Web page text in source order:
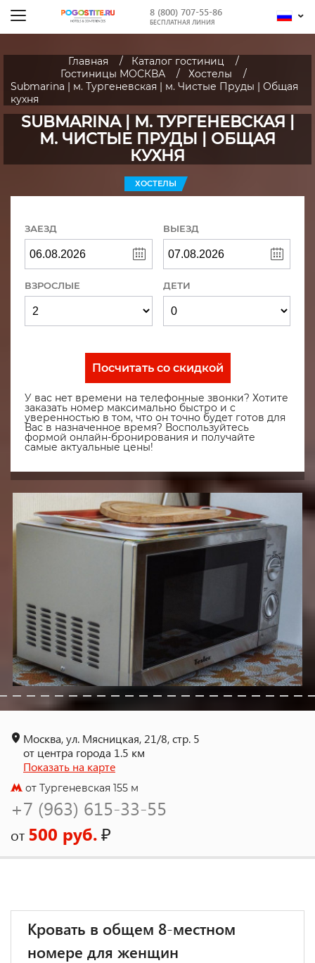
8 (800) 707-55-86
БЕСПЛАТНАЯ ЛИНИЯ
Главная
Каталог гостиниц
Гостиницы МОСКВА
Хостелы
Submarina | м. Тургеневская | м. Чистые Пруды | Общая
кухня
SUBMARINA | М. ТУРГЕНЕВСКАЯ |
М. ЧИСТЫЕ ПРУДЫ | ОБЩАЯ
КУХНЯ
ХОСТЕЛЫ
ЗАЕЗД ВЫЕЗД
ВЗРОСЛЫЕ ДЕТИ
Посчитать со скидкой
У вас нет времени на телефонные звонки? Хотите
заказать номер максимально быстро и с
уверенностью в том, что он точно будет готов для
Вас в назначенное время? Воспользуйтесь
формой онлайн-бронирования и получайте
самые актуальные цены!
Москва, ул. Мясницкая, 21/8, стр. 5
от центра города 1.5 км
Показать на карте
от Тургеневская 155 м
+7 (963) 615-33-55
от 500 руб.₽
Кровать в общем 8-местном
номере для женщин